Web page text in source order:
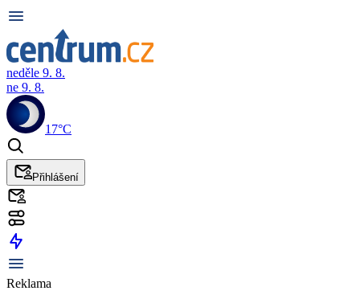
neděle 9. 8.
ne 9. 8.
17°C
Přihlášení
Reklama